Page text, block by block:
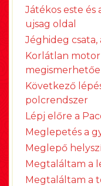
Játékos este és
ujsag oldal
Jéghideg
Korlátlan
Következő
polcrendszer
Lépj előre a
Meglepetés a
Meglepő
Megtaláltam a
Megtaláltam a